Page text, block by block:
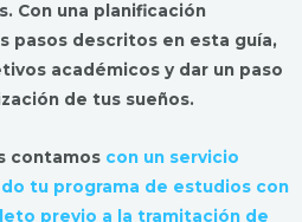
Con una planificación
pasos descritos en esta guía,
académicos y dar un paso
de tus sueños.
contamos con un servicio
tu programa de estudios con
previo a la tramitación de